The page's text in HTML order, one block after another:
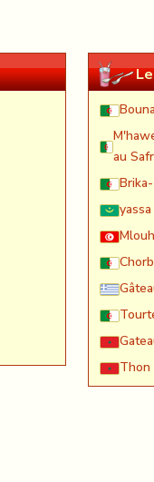
au
Thon